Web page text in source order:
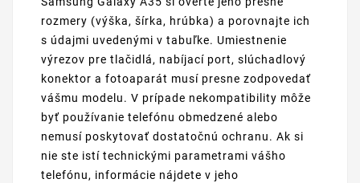
rozmery (výška, šírka, hrúbka) a porovnajte ich
s údajmi uvedenými v tabuľke. Umiestnenie
výrezov pre tlačidlá, nabíjací port, slúchadlový
konektor a fotoaparát musí presne zodpovedať
vášmu modelu. V prípade nekompatibility môže
byť používanie telefónu obmedzené alebo
nemusí poskytovať dostatočnú ochranu. Ak si
nie ste istí technickými parametrami vášho
telefónu, informácie nájdete v jeho